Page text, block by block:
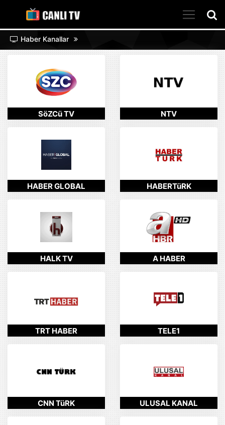
Haber Kanallar
SöZCü TV NTV
HABER GLOBAL HABERTüRK
HALK TV A HABER
TRT HABER TELE1
CNN TüRK ULUSAL KANAL